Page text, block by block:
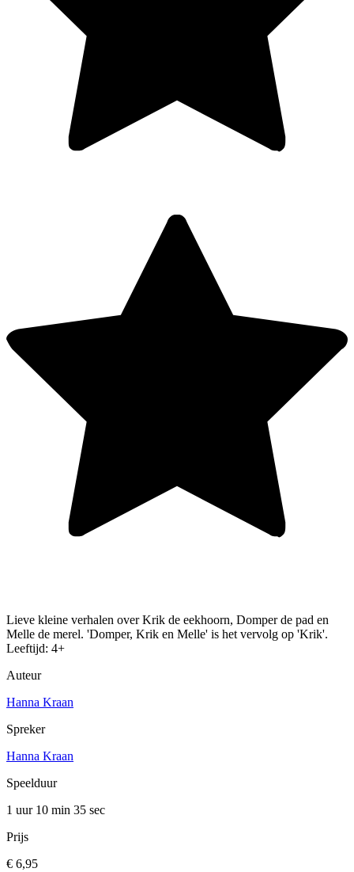
Lieve kleine verhalen over Krik de eekhoorn, Domper de pad en
Melle de merel. 'Domper, Krik en Melle' is het vervolg op 'Krik'.
Leeftijd: 4+
Auteur
Hanna Kraan
Spreker
Hanna Kraan
Speelduur
1 uur 10 min 35 sec
Prijs
€ 6,95